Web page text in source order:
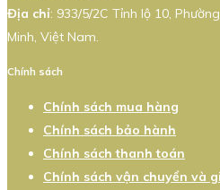
Địa chỉ: 933/5/2C Tỉnh lộ 10,
Minh, Việt Nam.
Chính sách
Chính sách mua hàng
Chính sách bảo hành
Chính sách thanh toán
Chính sách vận chuyển và